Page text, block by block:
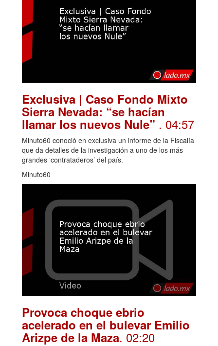
Exclusiva | Caso Fondo Mixto
Sierra Nevada: “se hacían
llamar los nuevos Nule” . 04:57
Minuto60 conoció en exclusiva un informe de la Fiscalía
que da detalles de la investigación a uno de los más
grandes ‘contrataderos’ del país.
Minuto60
Provoca choque ebrio
acelerado en el bulevar Emilio
Arizpe de la Maza. 02:20